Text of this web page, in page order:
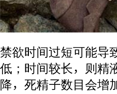
禁欲时间过短可能导
低；时间较长，则精
降，死精子数目会增